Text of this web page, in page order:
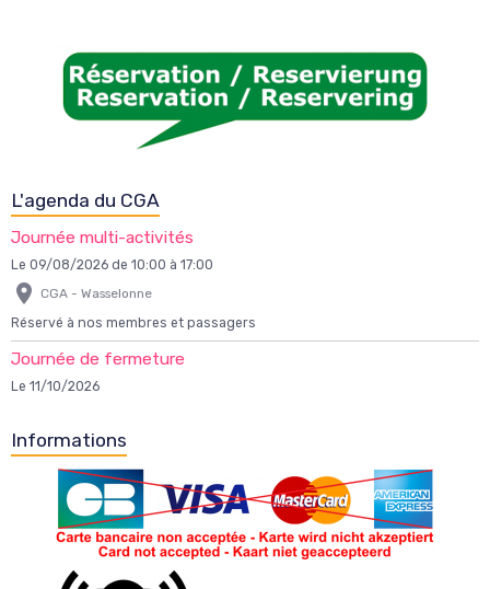
L'agenda du CGA
Journée multi-activités
Le 09/08/2026 de 10:00 à 17:00
CGA - Wasselonne
Réservé à nos membres et passagers
Journée de fermeture
Le 11/10/2026
Informations